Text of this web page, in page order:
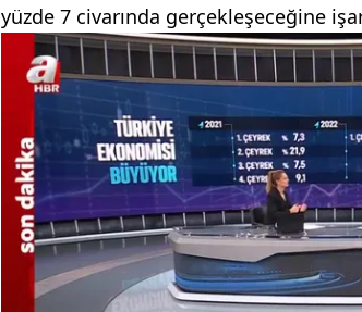
yüzde 7 civarında gerçekleşeceğine